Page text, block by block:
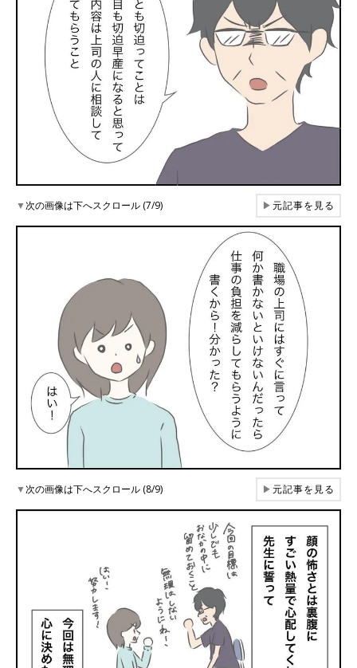
▼次の画像は下へスクロール (7/9) ▶元記事を見る
▼次の画像は下へスクロール (8/9) ▶元記事を見る